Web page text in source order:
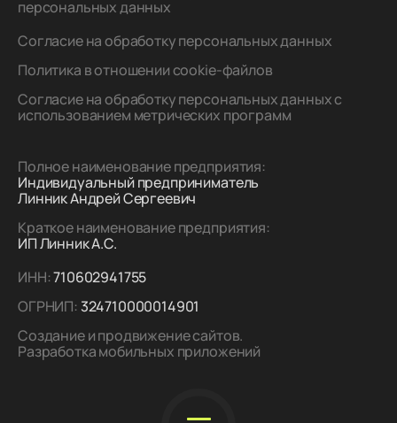
персональных данных
Полное наименование предприятия:
Индивидуальный предприниматель
Линник Андрей Сергеевич
Краткое наименование предприятия:
ИП Линник А.С.
ИНН:710602941755
ОГРНИП: 324710000014901
Создание и продвижение сайтов.
Разработка мобильных приложений
Согласие на обработку персональных данных
Политика в отношении cookie-файлов
Согласие на обработку персональных данных с
использованием метрических программ